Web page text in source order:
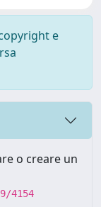
e
o creare un
4154